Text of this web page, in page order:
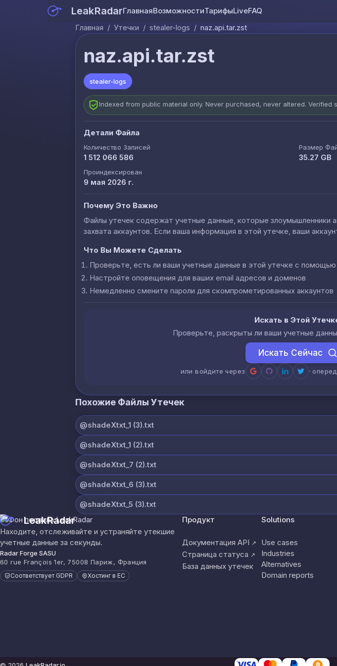
LeakRadarГлавнаяВозможностиТарифыLiveFAQ
Главная / Утечки / stealer-logs / naz.api.tar.zst
naz.api.tar.zst
stealer-logs
Indexed from public material only. Never purchased, never altered.
Детали Файла
Количество Записей
1 512 066 586
Размер
35.27 GB
Проиндексирован
9 мая 2026 г.
Почему Это Важно
Файлы утечек содержат учетные данные, которые злоумышленники
захвата аккаунтов. Если ваша информация в этой утечке, ваши
Что Вы Можете Сделать
Проверьте, есть ли ваши учетные данные в этой утечке с помощью
Настройте оповещения для ваших email адресов и доменов
Немедленно смените пароли для скомпрометированных аккаунтов
Искать в Этой
Проверьте, раскрыты ли ваши учетные
Искать Сейчас
или войдите через ·
Похожие Файлы Утечек
@shadeXtxt_1 (3).txt
@shadeXtxt_1 (2).txt
@shadeXtxt_7 (2).txt
@shadeXtxt_6 (3).txt
@shadeXtxt_5 (3).txt
LeakRadar
Находите, отслеживайте и устраняйте утекшие
учетные данные за секунды.
Radar Forge SASU
60 rue François 1er, 75008 Париж, Франция
Соответствует GDPR Хостинг в ЕС
Продукт
Документация API ↗
Страница статуса ↗
База данных утечек
Solutions
Use cases
Industries
Alternatives
Domain reports